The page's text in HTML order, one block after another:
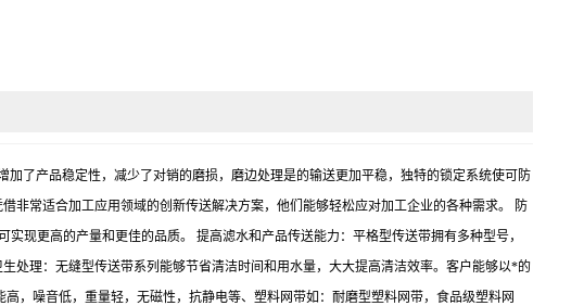
加了产品稳定性，减少了对销的磨损，磨边处理是的输送更加平稳，独特的锁定系统使可防
非常适合加工应用领域的创新传送解决方案，他们能够轻松应对加工企业的各种需求。 防
现更高的产量和更佳的品质。 提高滤水和产品传送能力：平格型传送带拥有多种型号，
处理：无缝型传送带系列能够节省清洁时间和用水量，大大提高清洁效率。客户能够以*的
，噪音低，重量轻，无磁性，抗静电等、塑料网带如：耐磨型塑料网带，食品级塑料网